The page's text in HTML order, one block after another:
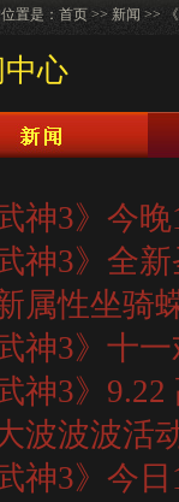
置是： 首页 >> 新闻 >>
心
武神3》今
武神3》全
属性坐骑
武神3》十
武神3》
波波波活
武神3》今